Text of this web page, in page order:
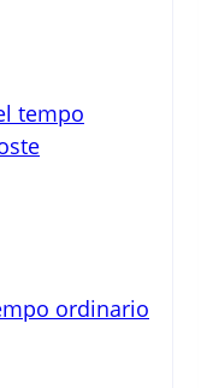
tempo
ordinario